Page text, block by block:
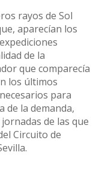
rayos de Sol
aparecían los
de la
que comparecía
los últimos
para
de la demanda,
de las que
Circuito de